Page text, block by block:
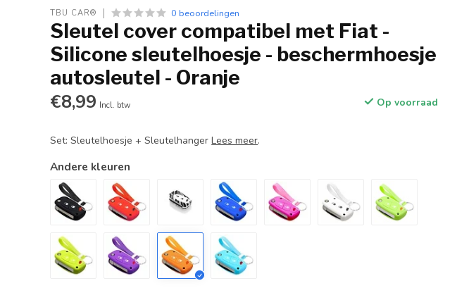
TBU CAR® 0 beoordelingen
Sleutel cover compatibel met Fiat -
Silicone sleutelhoesje - beschermhoesje
autosleutel - Oranje
€8,99 Incl. btw Op voorraad
Set: Sleutelhoesje + SleutelhangerLees meer.
Andere kleuren